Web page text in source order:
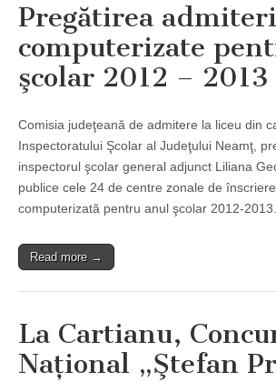
Pregătirea
computerizate
şcolar 2012 – 2013
Comisia judeţeană de admitere la liceu din
Inspectoratului Şcolar al Judeţului Neamţ,
inspectorul şcolar general adjunct Liliana
publice cele 24 de centre zonale de
computerizată pentru anul şcolar 2012-
Read more →
La Cartianu,
Naţional „Ştefan